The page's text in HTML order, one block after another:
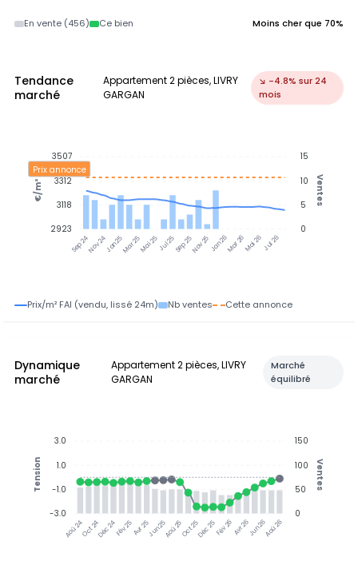
En vente (456) Ce bien Moins cher que 70%
Tendance
marché
Appartement 2 pièces, LIVRY
GARGAN
↘ -4.8% sur 24
mois
Sep 24Nov 24Jan 25Mar 25Mai 25Jul 25Sep 25Nov 25Jan 26Mar 26Mai 26Jul 26
Prix annonce
15
10
5
0
Ventes
3507
3312
3118
2923
€/m²
Prix/m² FAI (vendu, lissé 24m) Nb ventes Cette annonce
Dynamique
marché
Appartement 2 pièces, LIVRY
GARGAN
Marché
équilibré
Aoû 24Oct 24Déc 24Fév 25Avr 25Jun 25Aoû 25Oct 25Déc 25Fév 26Avr 26Jun 26Aoû 26
150
100
50
0
Ventes
3.0
1.0
-1.0
-3.0
Tension